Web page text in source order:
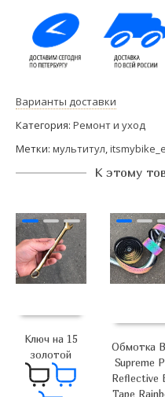
Варианты доставки
Категория: Ремонт и уход
Метки: мультитул,
К этому
Ключ на 15
золотой
Обмотка
Supreme
Reflective
Tape